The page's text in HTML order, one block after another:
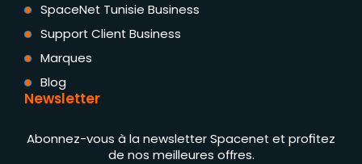
SpaceNet Tunisie Business
Support Client Business
Marques
Blog
Newsletter
Abonnez-vous à la newsletter Spacenet et profitez
de nos meilleures offres.